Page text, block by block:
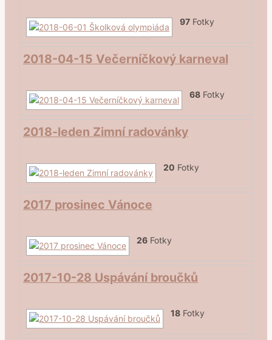
97 Fotky
2018-04-15 Večerníčkový karneval
68 Fotky
2018-leden Zimní radovánky
20 Fotky
2017 prosinec Vánoce
26 Fotky
2017-10-28 Uspávání broučků
18 Fotky